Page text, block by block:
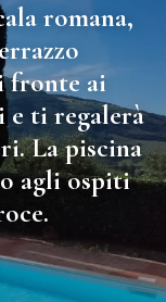
romana,
fronte ai
e ti regalerà
La piscina
agli ospiti